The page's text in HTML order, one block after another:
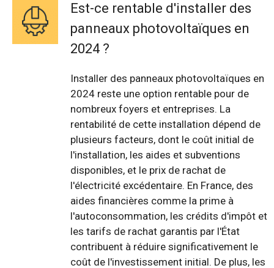
Est-ce rentable d'installer des
panneaux photovoltaïques en
2024 ?
Installer des panneaux photovoltaïques en
2024 reste une option rentable pour de
nombreux foyers et entreprises. La
rentabilité de cette installation dépend de
plusieurs facteurs, dont le coût initial de
l'installation, les aides et subventions
disponibles, et le prix de rachat de
l'électricité excédentaire. En France, des
aides financières comme la prime à
l'autoconsommation, les crédits d'impôt et
les tarifs de rachat garantis par l'État
contribuent à réduire significativement le
coût de l'investissement initial. De plus, les